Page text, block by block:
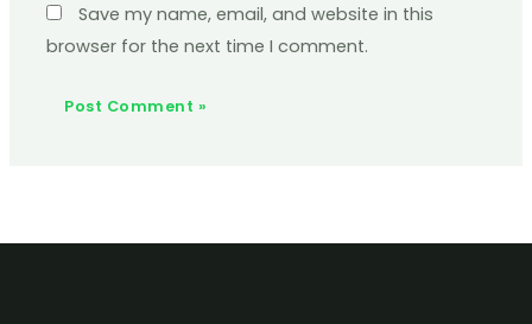
Save my name, email, and website in this
browser for the next time I comment.